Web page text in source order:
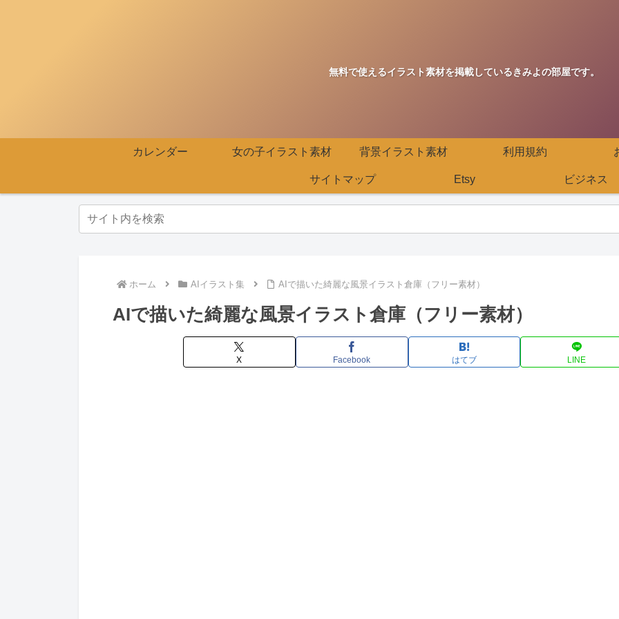
無料で使えるイラスト素材を掲載しているきみよの部屋です。
カレンダー 女の子イラスト素材 背景イラスト素材 利用規約
サイトマップ Etsy ビジネス
ホーム AIイラスト集 AIで描いた綺麗な風景イラスト倉庫（フリー素材）
AIで描いた綺麗な風景イラスト倉庫（フリー素材）
X Facebook はてブ LINE